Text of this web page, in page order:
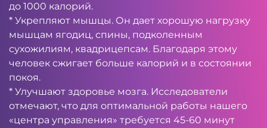
до 1000 калорий.
* Укрепляют мышцы. Он дает хорошую нагрузку
мышцам ягодиц, спины, подколенным
сухожилиям, квадрицепсам. Благодаря этому
человек сжигает больше калорий и в состоянии
покоя.
* Улучшают здоровье мозга. Исследователи
отмечают, что для оптимальной работы нашего
«центра управления» требуется 45-60 минут